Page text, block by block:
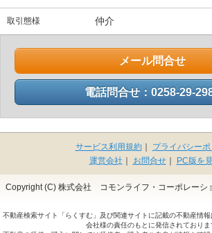
取引態様 仲介
メール問合せ
電話問合せ：0258-29-
サービス利用規約｜
プライバシー
運営会社
お問合せ｜ PC版を
Copyright (C) 株式会社 コモンライフ・コーポレーシ
不動産検索サイト「らくすむ」及び関連サイトに記載の不動産情
会社様の責任のもとに発信されておりま